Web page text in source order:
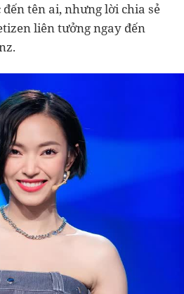
tên ai, nhưng lời chia sẻ
liên tưởng ngay đến